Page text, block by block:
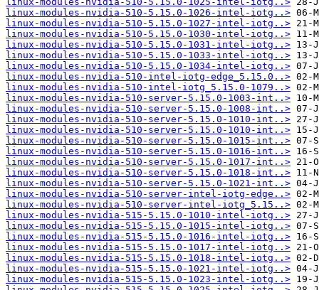
linux-modules-nvidia-510-5.15.0-1026-intel-iotg..>
linux-modules-nvidia-510-5.15.0-1027-intel-iotg..>
linux-modules-nvidia-510-5.15.0-1030-intel-iotg..>
linux-modules-nvidia-510-5.15.0-1031-intel-iotg..>
linux-modules-nvidia-510-5.15.0-1033-intel-iotg..>
linux-modules-nvidia-510-5.15.0-1034-intel-iotg..>
linux-modules-nvidia-510-intel-iotg-edge_5.15.0..>
linux-modules-nvidia-510-intel-iotg_5.15.0-1079..>
linux-modules-nvidia-510-server-5.15.0-1003-int..>
linux-modules-nvidia-510-server-5.15.0-1008-int..>
linux-modules-nvidia-510-server-5.15.0-1010-int..>
linux-modules-nvidia-510-server-5.15.0-1010-int..>
linux-modules-nvidia-510-server-5.15.0-1015-int..>
linux-modules-nvidia-510-server-5.15.0-1016-int..>
linux-modules-nvidia-510-server-5.15.0-1017-int..>
linux-modules-nvidia-510-server-5.15.0-1018-int..>
linux-modules-nvidia-510-server-5.15.0-1021-int..>
linux-modules-nvidia-510-server-intel-iotg-edge..>
linux-modules-nvidia-510-server-intel-iotg_5.15..>
linux-modules-nvidia-515-5.15.0-1010-intel-iotg..>
linux-modules-nvidia-515-5.15.0-1015-intel-iotg..>
linux-modules-nvidia-515-5.15.0-1016-intel-iotg..>
linux-modules-nvidia-515-5.15.0-1017-intel-iotg..>
linux-modules-nvidia-515-5.15.0-1018-intel-iotg..>
linux-modules-nvidia-515-5.15.0-1021-intel-iotg..>
linux-modules-nvidia-515-5.15.0-1023-intel-iotg..>